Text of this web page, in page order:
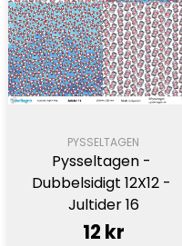
PYSSELTAGEN
Pysseltagen -
Dubbelsidigt 12X12 -
Jultider 16
12 kr